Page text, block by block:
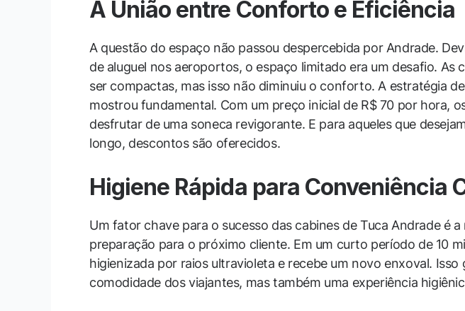
A União entre Conforto e Eficiência
A questão do espaço não passou despercebida por Andrade.
de aluguel nos aeroportos, o espaço limitado era um desafio. As
ser compactas, mas isso não diminuiu o conforto. A estratégia
mostrou fundamental. Com um preço inicial de R$ 70 por hora,
desfrutar de uma soneca revigorante. E para aqueles que
longo, descontos são oferecidos.
Higiene Rápida para Conveniência
Um fator chave para o sucesso das cabines de Tuca Andrade é
preparação para o próximo cliente. Em um curto período de 10
higienizada por raios ultravioleta e recebe um novo enxoval. Isso
comodidade dos viajantes, mas também uma experiência